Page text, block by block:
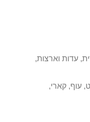
, עדות וארצות,
, עוף, קארי,